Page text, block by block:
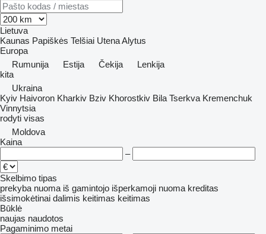
Lietuva
Kaunas Papiškės Telšiai UtenaAlytus
Europa
Rumunija
Estija Čekija
Lenkija
kita
Ukraina
Kyiv Haivoron Kharkiv Bziv Khorostkiv Bila Tserkva Kremenchuk
Vinnytsia
rodyti visas
Moldova
Kaina
–
Skelbimo tipas
prekyba nuoma iš gamintojo išperkamoji nuoma kreditas
išsimokėtinai dalimis keitimas keitimas
Būklė
naujas naudotos
Pagaminimo metai